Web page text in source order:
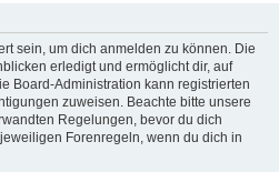
sein, um dich anmelden zu können. Die
erledigt und ermöglicht dir, auf
Board-Administration kann registrierten
zuweisen. Beachte bitte unsere
Regelungen, bevor du dich
Forenregeln, wenn du dich in